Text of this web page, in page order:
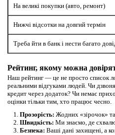
На великі покупки (авто, ремонт)
Нижчі відсотки на довгий термін
Треба йти в банк і нести багато
Рейтинг, якому можна
Наш рейтинг — це не просто список
реальними відгуками людей. Чи
кредит через додаток? Чи немає
оцінки тільки тим, хто працює чесно.
Прозорість: Жодних «зірочок»
Швидкість: Ми знаємо, де
Безпека: Ваші дані захищені, а